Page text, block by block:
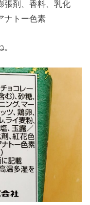
張剤、香料、乳化
ナトー色素